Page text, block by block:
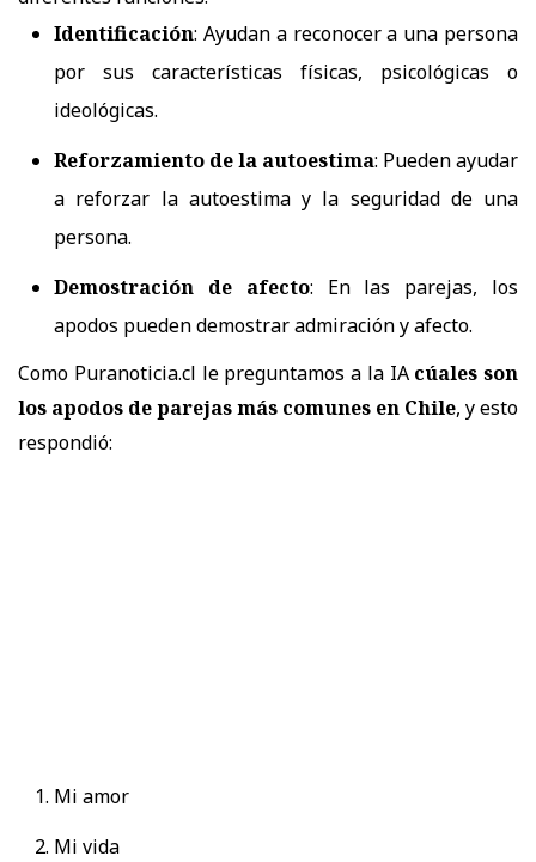
Identificación: Ayudan a reconocer a una persona
por sus características físicas, psicológicas o
ideológicas.
Reforzamiento de la autoestima: Pueden ayudar
a reforzar la autoestima y la seguridad de una
persona.
Demostración de afecto: En las parejas, los
apodos pueden demostrar admiración y afecto.
Como Puranoticia.cl le preguntamos a la IA cúales son
los apodos de parejas más comunes en Chile, y esto
respondió:
Mi amor
Mi vida